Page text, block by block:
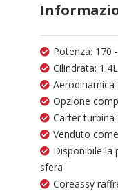
Potenza: 170
Cilindrata:
Aerodinamica
Opzione
Carter
Venduto
Disponibile la
sfera
Coreassy